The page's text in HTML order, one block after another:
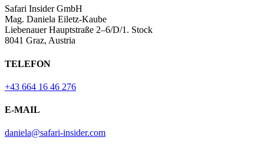
Safari Insider GmbH
Mag. Daniela Eiletz-Kaube
Liebenauer Hauptstraße 2–6/D/1. Stock
8041 Graz, Austria
TELEFON
+43 664 16 46 276
E-MAIL
daniela@safari-insider.com